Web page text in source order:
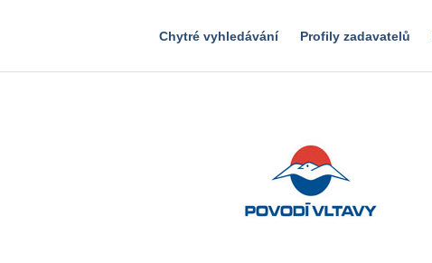
Chytré vyhledávání Profily zadavatelů